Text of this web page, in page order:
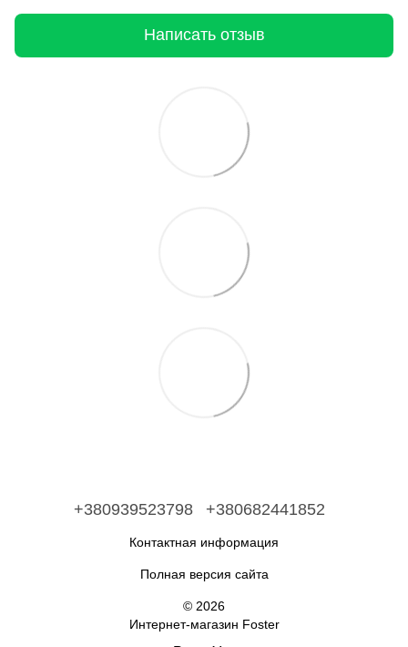
Написать отзыв
+380939523798 +380682441852
Контактная информация
Полная версия сайта
© 2026
Интернет-магазин Foster